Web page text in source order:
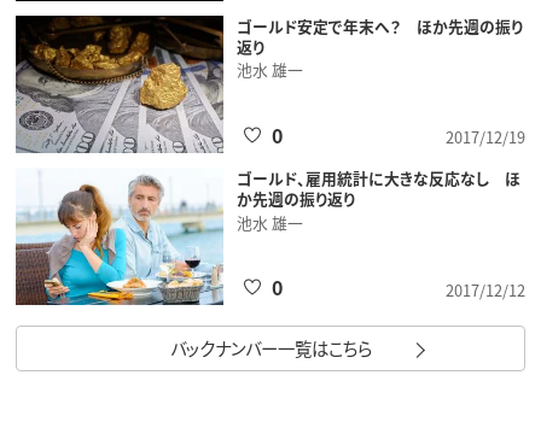
ゴールド安定で年末へ？ ほか先週の振り
返り
池水 雄一
2017/12/19
0
ゴールド、雇用統計に大きな反応なし ほ
か先週の振り返り
池水 雄一
2017/12/12
0
バックナンバー一覧はこちら